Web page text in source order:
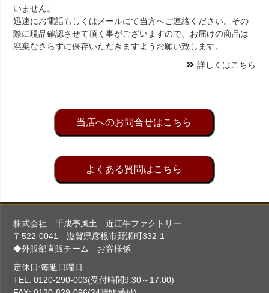
いません。
迅速にお電話もしくはメールにて当方へご連絡ください。その
際に現品確認させて頂く事がございますので、お届けの商品は
廃棄なさらずに保存いただきますようお願い致します。
詳しくはこちら
当店へのお問合せはこちら
よくある質問はこちら
株式会社 千成亭風土 近江牛ファクトリー
〒522-0041 滋賀県彦根市野瀬町332-1
◆外販部直販チーム お客様係
定休日:毎週日曜日
TEL: 0120-290-003(受付時間9:30～17:00)